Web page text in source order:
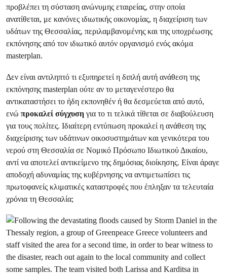
προβλέπει τη σύσταση ανώνυμης εταιρείας, στην οποία
ανατίθεται, με κανόνες ιδιωτικής οικονομίας, η διαχείριση των
υδάτων της Θεσσαλίας, περιλαμβανομένης και της υποχρέωσης
εκπόνησης από τον ιδιωτικό αυτόν οργανισμό ενός ακόμα
masterplan.
Δεν είναι αντιληπτό τι εξυπηρετεί η διπλή αυτή ανάθεση της
εκπόνησης masterplan ούτε αν το μεταγενέστερο θα
αντικαταστήσει το ήδη εκπονηθέν ή θα δεσμεύεται από αυτό,
ενώ προκαλεί σύγχυση για το τι τελικά τίθεται σε διαβούλευση
για τους πολίτες. Ιδιαίτερη εντύπωση προκαλεί η ανάθεση της
διαχείρισης των υδάτινων οικοσυστημάτων και γενικότερα του
νερού στη Θεσσαλία σε Νομικό Πρόσωπο Ιδιωτικού Δικαίου,
αντί να αποτελεί αντικείμενο της δημόσιας διοίκησης. Είναι άραγε
αποδοχή αδυναμίας της κυβέρνησης να αντιμετωπίσει τις
πρωτοφανείς κλιματικές καταστροφές που έπληξαν τα τελευταία
χρόνια τη Θεσσαλία;